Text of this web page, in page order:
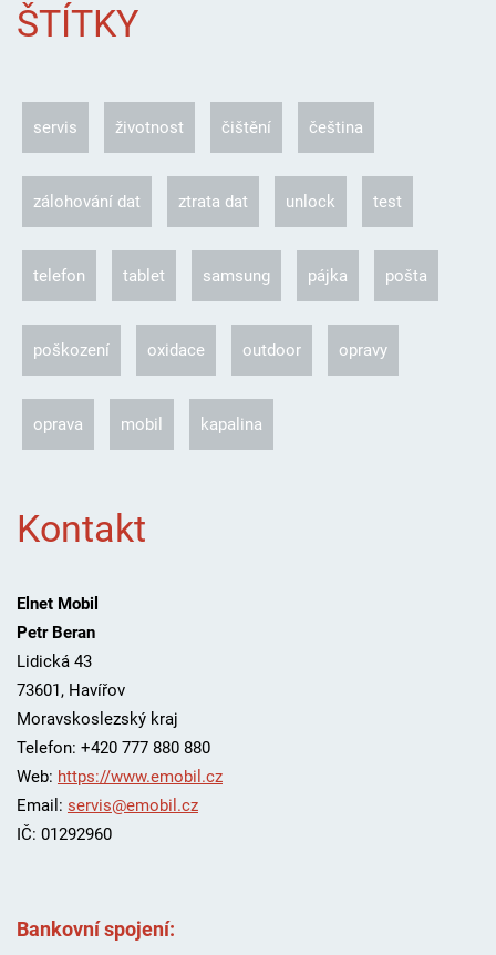
ŠTÍTKY
servis životnost čištění čeština
zálohování dat ztrata dat unlock test
telefon tablet samsung pájka pošta
poškození oxidace outdoor opravy
oprava mobil kapalina
Kontakt
Elnet Mobil
Petr Beran
Lidická 43
73601, Havířov
Moravskoslezský kraj
Telefon: +420 777 880 880
Web: https://www.emobil.cz
Email: servis@emobil.cz
IČ: 01292960
Bankovní spojení: